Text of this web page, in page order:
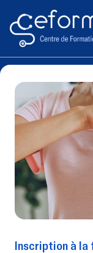
Inscription à la